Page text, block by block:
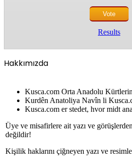
Results
Hakkımızda
Kusca.com Orta Anadolu
Kurdên Anatoliya Navîn li
Kusca.com er stedet, hvor midt
Üye ve misafirlere ait yazı ve
değildir!
Kişilik haklarını çiğneyen yazı ve